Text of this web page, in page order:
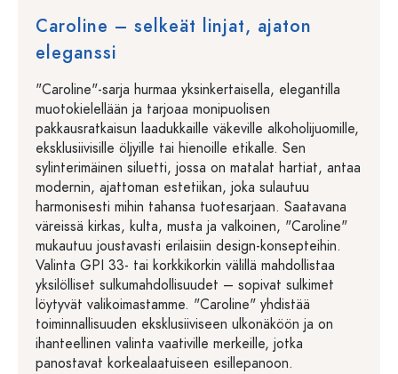
Caroline – selkeät linjat, ajaton
eleganssi
"Caroline"-sarja hurmaa yksinkertaisella, elegantilla
muotokielellään ja tarjoaa monipuolisen
pakkausratkaisun laadukkaille väkeville alkoholijuomille,
eksklusiivisille öljyille tai hienoille etikalle. Sen
sylinterimäinen siluetti, jossa on matalat hartiat, antaa
modernin, ajattoman estetiikan, joka sulautuu
harmonisesti mihin tahansa tuotesarjaan. Saatavana
väreissä kirkas, kulta, musta ja valkoinen, "Caroline"
mukautuu joustavasti erilaisiin design-konsepteihin.
Valinta GPI 33- tai korkkikorkin välillä mahdollistaa
yksilölliset sulkumahdollisuudet – sopivat sulkimet
löytyvät valikoimastamme. "Caroline" yhdistää
toiminnallisuuden eksklusiiviseen ulkonäköön ja on
ihanteellinen valinta vaativille merkeille, jotka
panostavat korkealaatuiseen esillepanoon.